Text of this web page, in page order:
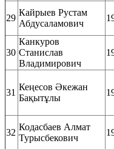
29
Кайрыев Рустам
Абдусаламович
30
Канкуров
Станислав
Владимирович
31
Кеңесов Әкежан
Бақытұлы
32
Кодасбаев Алмат
Турысбекович